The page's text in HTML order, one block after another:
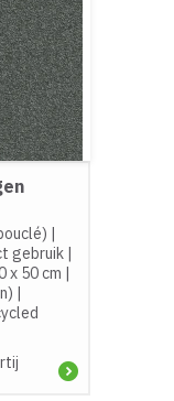
|
gebruik|
x 50 cm |
|